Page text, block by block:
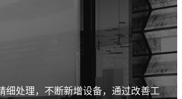
细处理，不断新增设备，通过改善工